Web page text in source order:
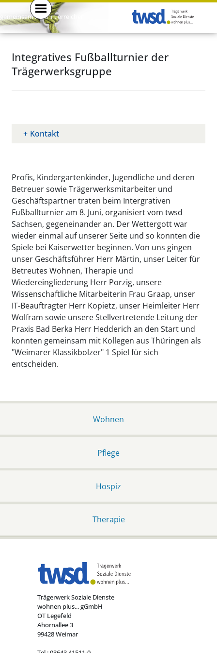
gemeinsam . mehr . erreichen .
Integratives Fußballturnier der
Trägerwerksgruppe
Kontakt
Profis, Kindergartenkinder, Jugendliche und deren
Betreuer sowie Trägerwerksmitarbeiter und
Geschäftspartner traten beim Intergrativen
Fußballturnier am 8. Juni, organisiert vom twsd
Sachsen, gegeneinander an. Der Wettergott war
wieder einmal auf unserer Seite und so konnten die
Spiele bei Kaiserwetter beginnen. Von uns gingen
unser Geschäftsführer Herr Märtin, unser Leiter für
Betreutes Wohnen, Therapie und
Wiedereingliederung Herr Porzig, unsere
Wissenschaftliche Mitarbeiterin Frau Graap, unser
IT-Beauftragter Herr Kopietz, unser Heimleiter Herr
Wolfram sowie unsere Stellvertretende Leitung der
Praxis Bad Berka Herr Hedderich an den Start und
konnten gemeinsam mit Kollegen aus Thüringen als
"Weimarer Klassikbolzer" 1 Spiel für sich
entscheiden.
Wohnen
Pflege
Hospiz
Therapie
Trägerwerk Soziale Dienste
wohnen plus... gGmbH
OT Legefeld
Ahornallee 3
99428 Weimar